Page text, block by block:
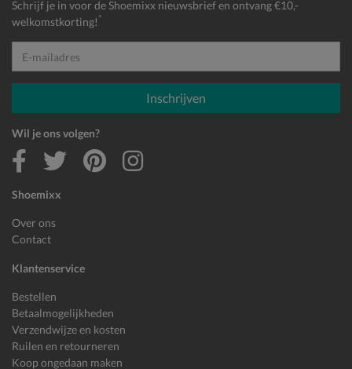
Shoemixx
Over ons
Contact
Klantenservice
Bestellen
Betaalmogelijkheden
Verzendwijze en kosten
Ruilen en retourneren
Koop ongedaan maken
Schrijf je in voor de Shoemixx nieuwsbrief en ontvang €10,-
welkomstkorting! *
E-mailadres
Inschrijven
Wil je ons volgen?